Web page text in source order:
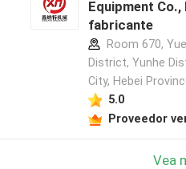
Equipment
fabricante
Room 670,
District, Yunhe
City, Hebei
5.0
Proveedor
Vea